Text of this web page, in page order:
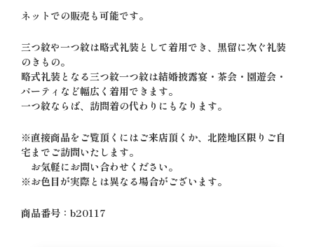
ネットでの販売も可能です。
三つ紋や一つ紋は略式礼装として着用でき、黒留に次ぐ礼装
のきもの。
略式礼装となる三つ紋一つ紋は結婚披露宴・茶会・園遊会・
パーティなど幅広く着用できます。
一つ紋ならば、訪問着の代わりにもなります。
※直接商品をご覧頂くにはご来店頂くか、北陸地区限りご自
宅までご訪問いたします。
お気軽にお問い合わせください。
※お色目が実際とは異なる場合がございます。
商品番号：b20117